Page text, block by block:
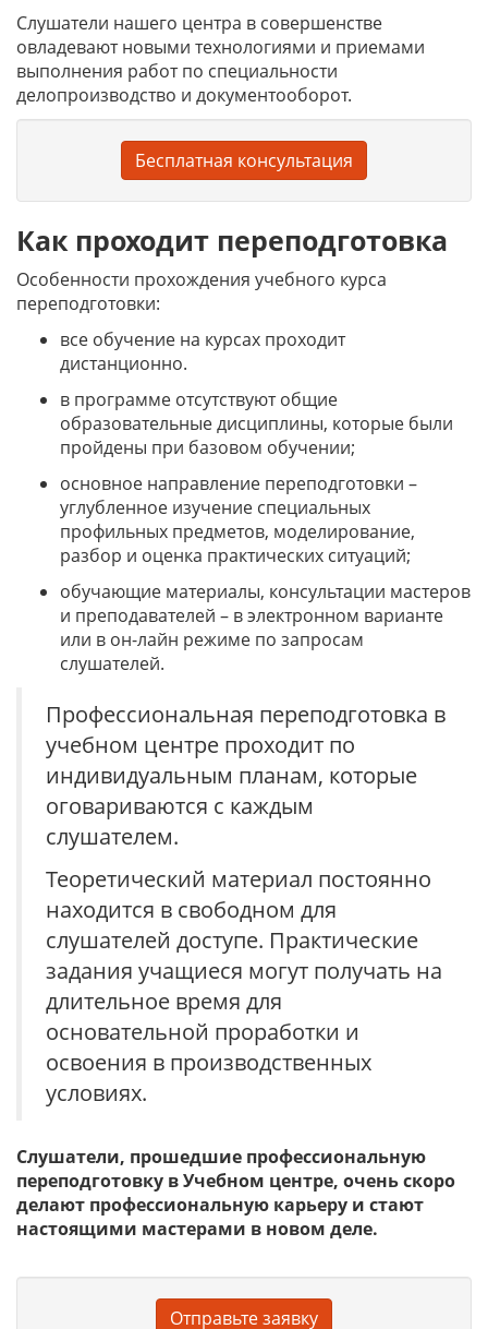
Слушатели нашего центра в совершенстве
овладевают новыми технологиями и приемами
выполнения работ по специальности
делопроизводство и документооборот.
Бесплатная консультация
Как проходит переподготовка
Особенности прохождения учебного курса
переподготовки:
все обучение на курсах проходит
дистанционно.
в программе отсутствуют общие
образовательные дисциплины, которые были
пройдены при базовом обучении;
основное направление переподготовки –
углубленное изучение специальных
профильных предметов, моделирование,
разбор и оценка практических ситуаций;
обучающие материалы, консультации мастеров
и преподавателей – в электронном варианте
или в он-лайн режиме по запросам
слушателей.
Профессиональная переподготовка в
учебном центре проходит по
индивидуальным планам, которые
оговариваются с каждым
слушателем.
Теоретический материал постоянно
находится в свободном для
слушателей доступе. Практические
задания учащиеся могут получать на
длительное время для
основательной проработки и
освоения в производственных
условиях.
Слушатели, прошедшие профессиональную
переподготовку в Учебном центре, очень скоро
делают профессиональную карьеру и стают
настоящими мастерами в новом деле.
Отправьте заявку